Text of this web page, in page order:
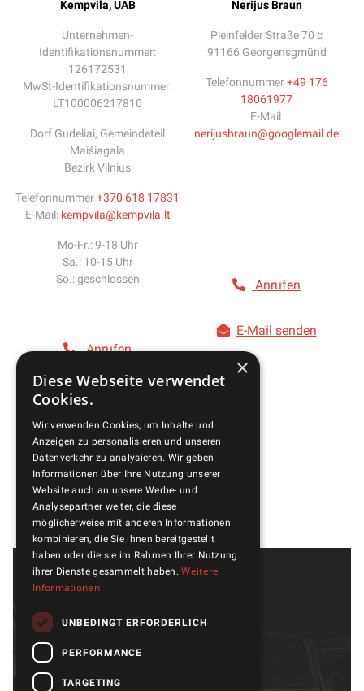
Kempvila, UAB
Unternehmen-
Identifikationsnummer:
126172531
MwSt-Identifikationsnummer:
LT100006217810
Dorf Gudeliai, Gemeindeteil
Maišiagala
Bezirk Vilnius
Telefonnummer+370 618 17831
E-Mail: kempvila@kempvila.lt
Mo-Fr.: 9-18 Uhr
Sa.: 10-15 Uhr
So.: geschlossen
Anrufen
E-Mail senden
Nerijus Braun
Pleinfelder Straße 70 c
91166 Georgensgmünd
Telefonnummer+49 176
18061977
E-Mail:
nerijusbraun@googlemail.de
Anrufen
E-Mail senden
×
Diese Webseite verwendet
Cookies.
Wir verwenden Cookies, um Inhalte und
Anzeigen zu personalisieren und unseren
Datenverkehr zu analysieren. Wir geben
Informationen über Ihre Nutzung unserer
Website auch an unsere Werbe- und
Analysepartner weiter, die diese
möglicherweise mit anderen Informationen
kombinieren, die Sie ihnen bereitgestellt
haben oder die sie im Rahmen Ihrer Nutzung
ihrer Dienste gesammelt haben.Weitere
Informationen
UNBEDINGT ERFORDERLICH
PERFORMANCE
TARGETING